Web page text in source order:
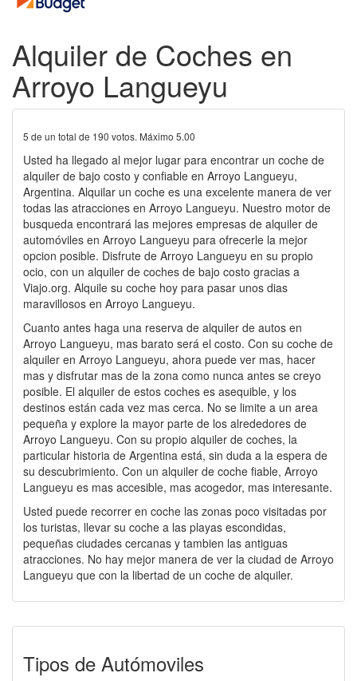
Alquiler de Coches en
Arroyo Langueyu
5 de un total de 190 votos. Máximo 5.00
Usted ha llegado al mejor lugar para encontrar un coche de
alquiler de bajo costo y confiable en Arroyo Langueyu,
Argentina. Alquilar un coche es una excelente manera de ver
todas las atracciones en Arroyo Langueyu. Nuestro motor de
busqueda encontrará las mejores empresas de alquiler de
automóviles en Arroyo Langueyu para ofrecerle la mejor
opcion posible. Disfrute de Arroyo Langueyu en su propio
ocio, con un alquiler de coches de bajo costo gracias a
Viajo.org. Alquile su coche hoy para pasar unos dias
maravillosos en Arroyo Langueyu.
Cuanto antes haga una reserva de alquiler de autos en
Arroyo Langueyu, mas barato será el costo. Con su coche de
alquiler en Arroyo Langueyu, ahora puede ver mas, hacer
mas y disfrutar mas de la zona como nunca antes se creyo
posible. El alquiler de estos coches es asequible, y los
destinos están cada vez mas cerca. No se limite a un area
pequeña y explore la mayor parte de los alrededores de
Arroyo Langueyu. Con su propio alquiler de coches, la
particular historia de Argentina está, sin duda a la espera de
su descubrimiento. Con un alquiler de coche fiable, Arroyo
Langueyu es mas accesible, mas acogedor, mas interesante.
Usted puede recorrer en coche las zonas poco visitadas por
los turistas, llevar su coche a las playas escondidas,
pequeñas ciudades cercanas y tambien las antiguas
atracciones. No hay mejor manera de ver la ciudad de Arroyo
Langueyu que con la libertad de un coche de alquiler.
Tipos de Autómoviles